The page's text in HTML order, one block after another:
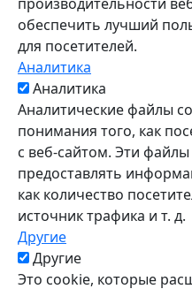
обеспечить лучший
для посетителей.
Аналитика
Аналитика
Аналитические файлы
понимания того, как
с веб-сайтом. Эти
предоставлять
как количество
источник трафика и т. д.
Другие
Другие
Это cookie, которые